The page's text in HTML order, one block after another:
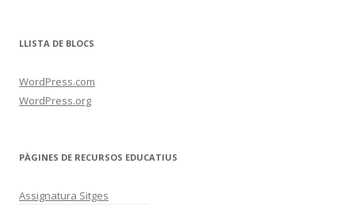
LLISTA DE BLOCS
WordPress.com
WordPress.org
PÀGINES DE RECURSOS EDUCATIUS
Assignatura Sitges